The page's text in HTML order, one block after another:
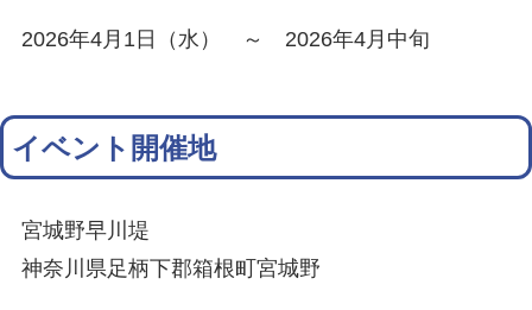
2026年4月1日（水） ～ 2026年4月中旬
イベント開催地
宮城野早川堤
神奈川県足柄下郡箱根町宮城野